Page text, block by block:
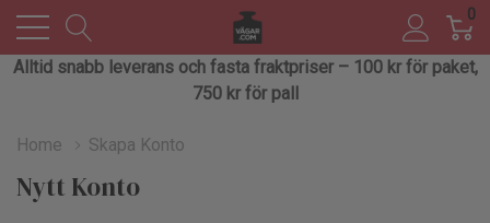
0
Alltid snabb leverans och fasta fraktpriser – 100 kr för paket,
750 kr för pall
Home Skapa Konto
Nytt Konto